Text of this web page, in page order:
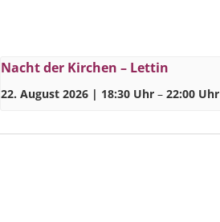
Nacht der Kirchen – Lettin
22. August 2026 | 18:30 Uhr – 22:00 Uhr